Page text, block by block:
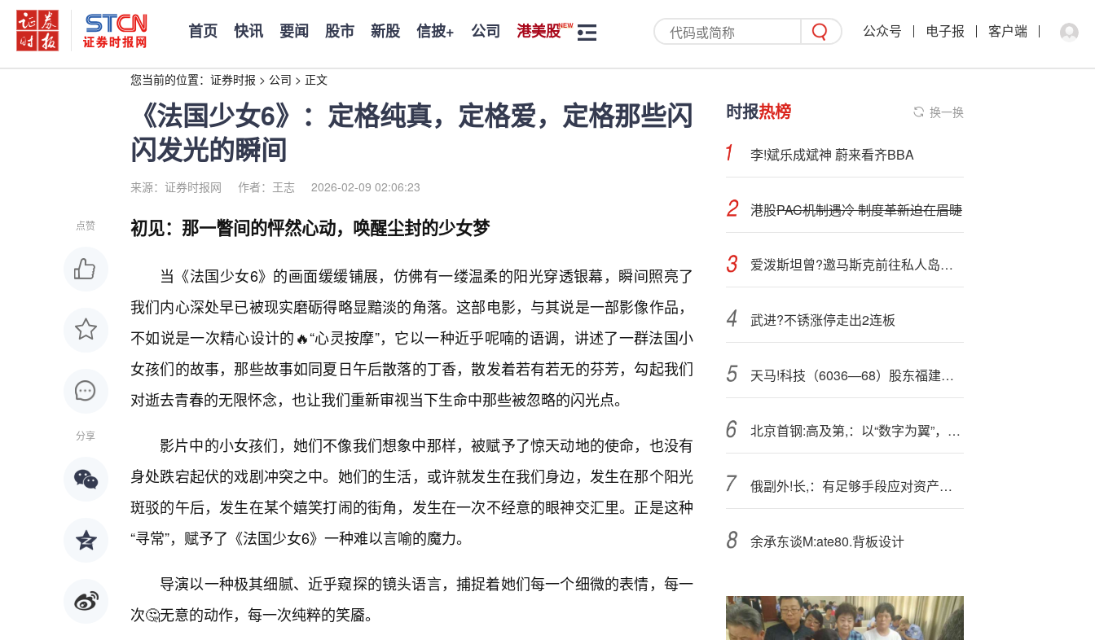
首页 快讯 要闻 股市 新股 信披+ 公司 港美股 公众号 电子报 客户端
您当前的位置： 证券时报 > 公司 > 正文
《法国少女6》：定格纯真，定格爱，定格那些闪
闪发光的瞬间
来源：证券时报网 作者：王志 2026-02-09 02:06:23
点赞
分享
初见：那一瞥间的怦然心动，唤醒尘封的少女梦
当《法国少女6》的画面缓缓铺展，仿佛有一缕温柔的阳光穿透银幕，瞬间照亮了
我们内心深处早已被现实磨砺得略显黯淡的角落。这部电影，与其说是一部影像作品，
不如说是一次精心设计的🔥“心灵按摩”，它以一种近乎呢喃的语调，讲述了一群法国小
女孩们的故事，那些故事如同夏日午后散落的丁香，散发着若有若无的芬芳，勾起我们
对逝去青春的无限怀念，也让我们重新审视当下生命中那些被忽略的闪光点。
影片中的小女孩们，她们不像我们想象中那样，被赋予了惊天动地的使命，也没有
身处跌宕起伏的戏剧冲突之中。她们的生活，或许就发生在我们身边，发生在那个阳光
斑驳的午后，发生在某个嬉笑打闹的街角，发生在一次不经意的眼神交汇里。正是这种
“寻常”，赋予了《法国少女6》一种难以言喻的魔力。
导演以一种极其细腻、近乎窥探的镜头语言，捕捉着她们每一个细微的表情，每一
次🤔无意的动作，每一次纯粹的笑靥。
时报热榜 换一换
李!斌乐成斌神 蔚来看齐BBA
港股PAC机制遇冷 制度革新迫在眉睫
爱泼斯坦曾?邀马斯克前往私人岛屿 马斯克回应称已拒绝
武进?不锈涨停走出2连板
天马!科技（6036—68）股东福建天马投资发展有限公司质押2500万股，占总股本4.98%
北京首钢:高及第,：以“数字为翼”，赋能金融科技落地发展
俄副外!长,：有足够手段应对资产可能被欧洲没收的情况
余承东谈M:ate80.背板设计